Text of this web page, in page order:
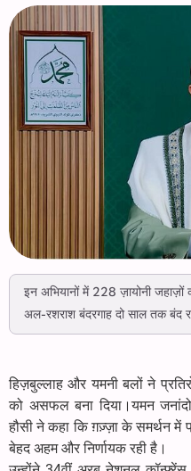
इन अभियानों में 228 ज़ायोनी जहाज़ों
अल-रशराश बंदरगाह दो साल तक बंद
हिज़बुल्लाह और यमनी बलों ने
को असफल बना दिया।यमन
हौसी ने कहा कि ग़ज़्ज़ा के समर्थन में
बेहद अहम और निर्णायक रही है।